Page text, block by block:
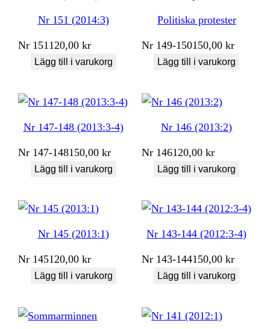
Nr 151 (2014:3)
Nr 151120,00kr
Lägg till i varukorg
Politiska protester
Nr 149-150150,00kr
Lägg till i varukorg
Nr 147-148 (2013:3-4)
Nr 147-148150,00kr
Lägg till i varukorg
Nr 146 (2013:2)
Nr 146120,00kr
Lägg till i varukorg
Nr 145 (2013:1)
Nr 145120,00kr
Lägg till i varukorg
Nr 143-144 (2012:3-4)
Nr 143-144150,00kr
Lägg till i varukorg